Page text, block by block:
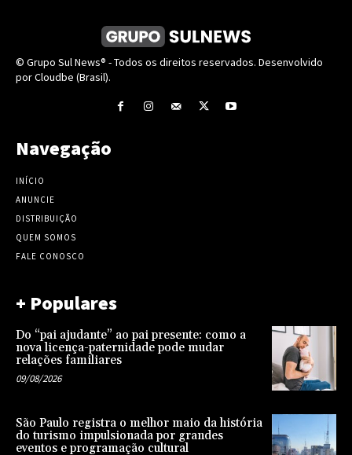
© Grupo Sul News® - Todos os direitos reservados. Desenvolvido
por Cloudbe (Brasil).
Navegação
INÍCIO
ANUNCIE
DISTRIBUIÇÃO
QUEM SOMOS
FALE CONOSCO
+ Populares
Do “pai ajudante” ao pai presente: como a
nova licença-paternidade pode mudar
relações familiares
09/08/2026
São Paulo registra o melhor maio da história
do turismo impulsionada por grandes
eventos e programação cultural